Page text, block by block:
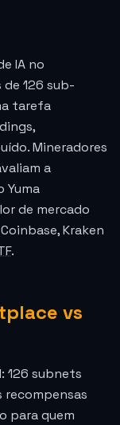
IA no
126 sub-
tarefa
Mineradores
a
Yuma
de mercado
Kraken
.
vs
126 subnets
recompensas
para quem